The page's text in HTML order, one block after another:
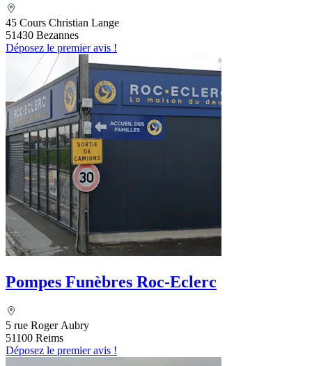
45 Cours Christian Lange
51430 Bezannes
Déposez le premier avis !
Pompes Funèbres Roc-Eclerc
5 rue Roger Aubry
51100 Reims
Déposez le premier avis !